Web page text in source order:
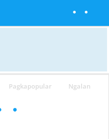
Pagkapopular Ngalan